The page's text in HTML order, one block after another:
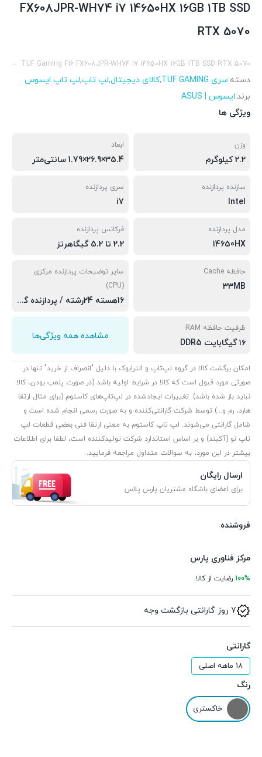
FX608JPR-WH74 i7 14650HX 16GB 1TB SSD
RTX 5070
TUF Gaming F16 FX608JPR-WH74 i7 14650HX 16GB 1TB SSD RTX 5070
دسته:سری TUF GAMING ,کالای دیجیتال,لپ تاپ,لپ تاپ ایسوس
برند:ایسوس | ASUS
ویژگی ها
وزن
2.2 کیلوگرم
ابعاد
35.4×26.9×1.79 سانتی‌متر
سازنده پردازنده
Intel
سری پردازنده
i7
مدل پردازنده
14650HX
فرکانس پردازنده
2.2 تا 5.2 گیگاهرتز
حافظه Cache
33MB
سایر توضیحات پردازنده مرکزی
(CPU)
16هسته 24رشته / پردازنده گرافیکی مجتمع Iris Xe اینتل / توان مصرفی پایه: ۴۵ وات
ظرفیت حافظه RAM
۱۶ گیگابایت DDR5
مشاهده همه ویژگی‌ها
امکان برگشت کالا در گروه لپ‌تاپ و الترابوک با دلیل "انصراف از خرید" تنها در
صورتی مورد قبول است که کالا در شرایط اولیه باشد (در صورت پلمب بودن، کالا
نباید باز شده باشد). تغییرات ایجادشده در لپ‌تاپ‌های کاستوم (برای مثال ارتقا
هارد، رم و...) توسط شرکت گارانتی‌کننده و به صورت رسمی انجام شده است و
شامل گارانتی می‌شوند. لپ تاپ کاستوم به معنی ارتقا فنی بعضی قطعات لپ
تاپ نو (آکبند) و بر اساس استاندارد شرکت تولیدکننده است، لطفا برای اطلاعات
بیشتر در این مورد، به سوالات متداول مراجعه فرمایید.
ارسال رایگان
برای اعضای باشگاه مشتریان پارس پلاس
فروشنده
مرکز فناوری پارس
100% رضایت از کالا
7 روز گارانتی بازگشت وجه
گارانتی
18 ماهه اصلی
رنگ
خاکستری